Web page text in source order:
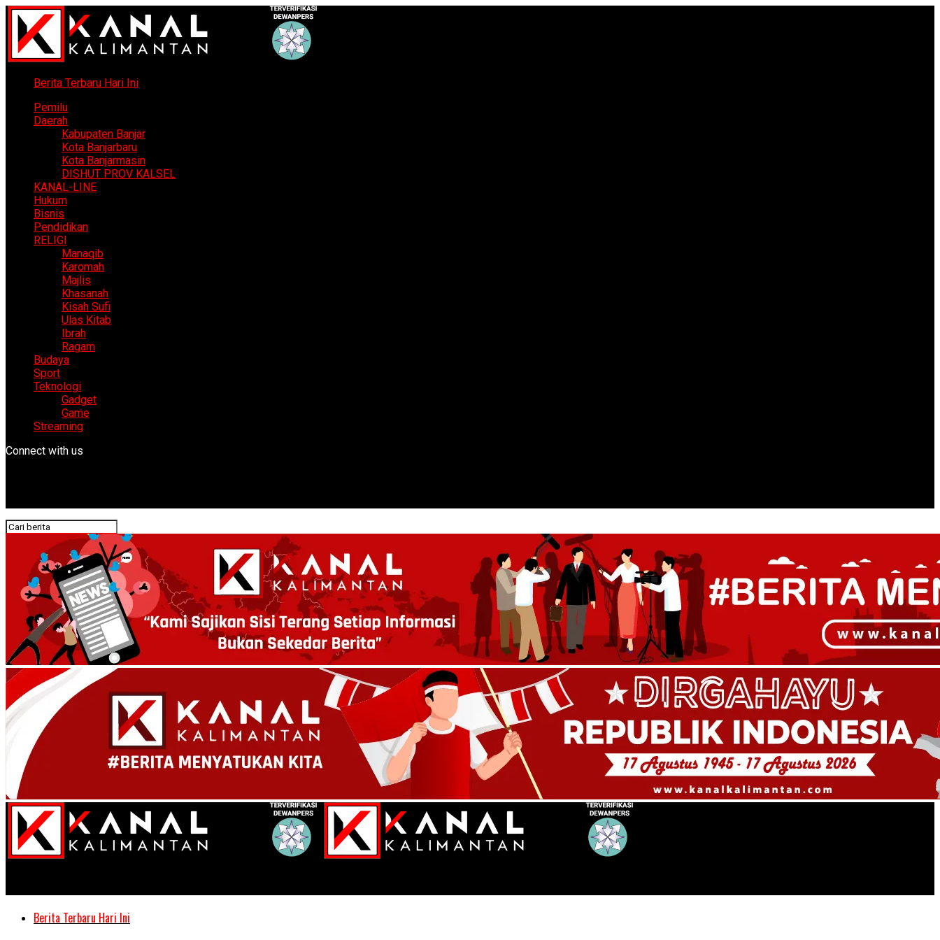
Berita Terbaru Hari Ini
Pemilu
Daerah
Kabupaten Banjar
Kota Banjarbaru
Kota Banjarmasin
DISHUT PROV KALSEL
KANAL-LINE
Hukum
Bisnis
Pendidikan
RELIGI
Manaqib
Karomah
Majlis
Khasanah
Kisah Sufi
Ulas Kitab
Ibrah
Ragam
Budaya
Sport
Teknologi
Gadget
Game
Streaming
Connect with us
Berita Terbaru Hari Ini